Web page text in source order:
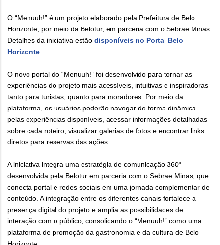
O “Menuuh!” é um projeto elaborado pela Prefeitura de Belo
Horizonte, por meio da Belotur, em parceria com o Sebrae Minas.
Detalhes da iniciativa estão disponíveis no Portal Belo
Horizonte.
O novo portal do “Menuuh!” foi desenvolvido para tornar as
experiências do projeto mais acessíveis, intuitivas e inspiradoras
tanto para turistas, quanto para moradores. Por meio da
plataforma, os usuários poderão navegar de forma dinâmica
pelas experiências disponíveis, acessar informações detalhadas
sobre cada roteiro, visualizar galerias de fotos e encontrar links
diretos para reservas das ações.
A iniciativa integra uma estratégia de comunicação 360°
desenvolvida pela Belotur em parceria com o Sebrae Minas, que
conecta portal e redes sociais em uma jornada complementar de
conteúdo. A integração entre os diferentes canais fortalece a
presença digital do projeto e amplia as possibilidades de
interação com o público, consolidando o “Menuuh!” como uma
plataforma de promoção da gastronomia e da cultura de Belo